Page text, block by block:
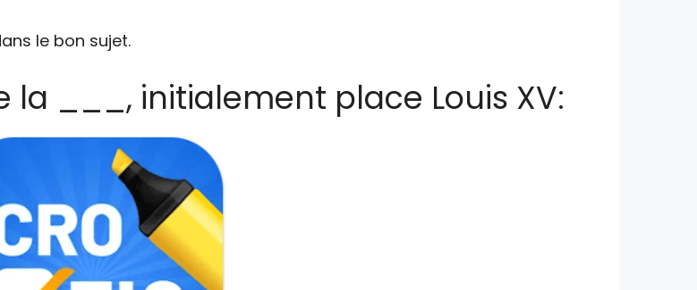
le bon sujet.
la ___, initialement place Louis XV: